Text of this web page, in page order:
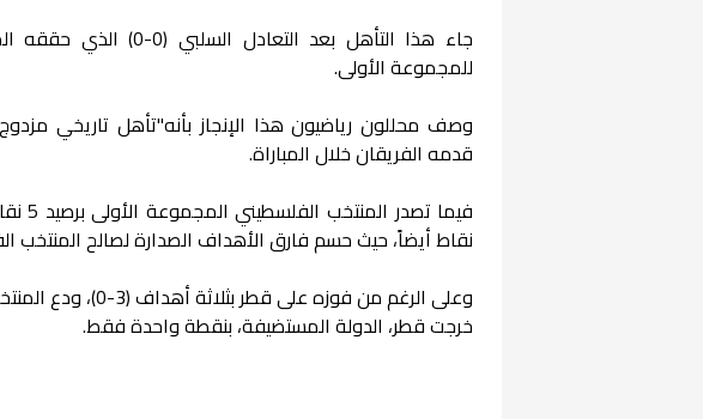
جاء هذا التأهل بعد
للمجموعة الأولى.
​وصف محللون رياضيون هذا الإنجاز بأنه"تأهل تاريخي
قدمه الفريقان خلال المباراة.
نقاط أيضاً، حيث حسم فارق الأهداف الصدارة لصالح المنتخب
خرجت قطر، الدولة المستضيفة، بنقطة واحدة فقط.